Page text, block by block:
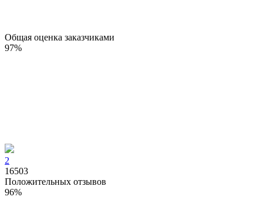
Общая оценка заказчиками
97%
2
16503
Положительных отзывов
96%